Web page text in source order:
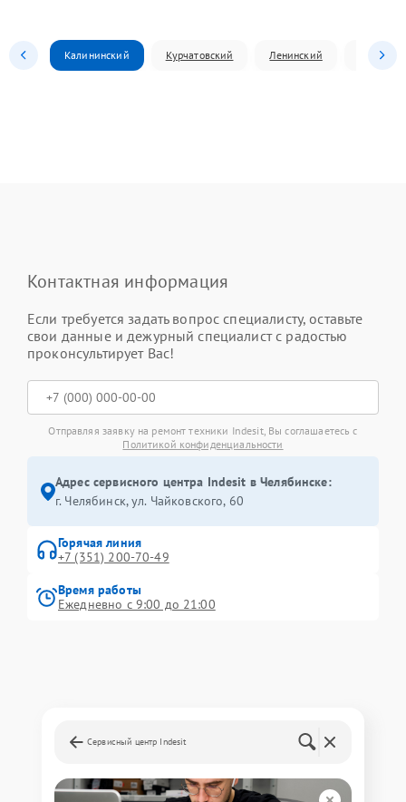
Калининский Курчатовский Ленинский
Контактная информация
Если требуется задать вопрос специалисту, оставьте
свои данные и дежурный специалист с радостью
проконсультирует Вас!
Отправляя заявку на ремонт техники Indesit, Вы соглашаетесь с
Политикой конфиденциальности
Адрес сервисного центра Indesit в Челябинске:
г. Челябинск, ул. Чайковского, 60
Горячая линия
+7 (351) 200-70-49
Время работы
Ежедневно с 9:00 до 21:00
Сервисный центр Indesit